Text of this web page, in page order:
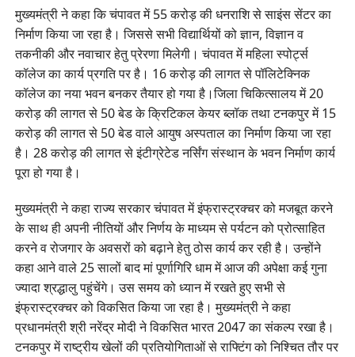
मुख्यमंत्री ने कहा कि चंपावत में 55 करोड़ की धनराशि से साइंस सेंटर का
निर्माण किया जा रहा है। जिससे सभी विद्यार्थियों को ज्ञान, विज्ञान व
तकनीकी और नवाचार हेतु प्रेरणा मिलेगी। चंपावत में महिला स्पोर्ट्स
कॉलेज का कार्य प्रगति पर है। 16 करोड़ की लागत से पॉलिटेक्निक
कॉलेज का नया भवन बनकर तैयार हो गया है।जिला चिकित्सालय में 20
करोड़ की लागत से 50 बेड के क्रिटिकल केयर ब्लॉक तथा टनकपुर में 15
करोड़ की लागत से 50 बेड वाले आयुष अस्पताल का निर्माण किया जा रहा
है। 28 करोड़ की लागत से इंटीग्रेटेड नर्सिंग संस्थान के भवन निर्माण कार्य
पूरा हो गया है।
मुख्यमंत्री ने कहा राज्य सरकार चंपावत में इंफ्रास्ट्रक्चर को मजबूत करने
के साथ ही अपनी नीतियों और निर्णय के माध्यम से पर्यटन को प्रोत्साहित
करने व रोजगार के अवसरों को बढ़ाने हेतु ठोस कार्य कर रही है। उन्होंने
कहा आने वाले 25 सालों बाद मां पूर्णागिरि धाम में आज की अपेक्षा कई गुना
ज्यादा श्रद्धालु पहुंचेंगे। उस समय को ध्यान में रखते हुए सभी से
इंफ्रास्ट्रक्चर को विकसित किया जा रहा है। मुख्यमंत्री ने कहा
प्रधानमंत्री श्री नरेंद्र मोदी ने विकसित भारत 2047 का संकल्प रखा है।
टनकपुर में राष्ट्रीय खेलों की प्रतियोगिताओं से राफ्टिंग को निश्चित तौर पर